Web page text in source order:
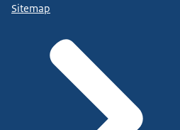
Sitemap